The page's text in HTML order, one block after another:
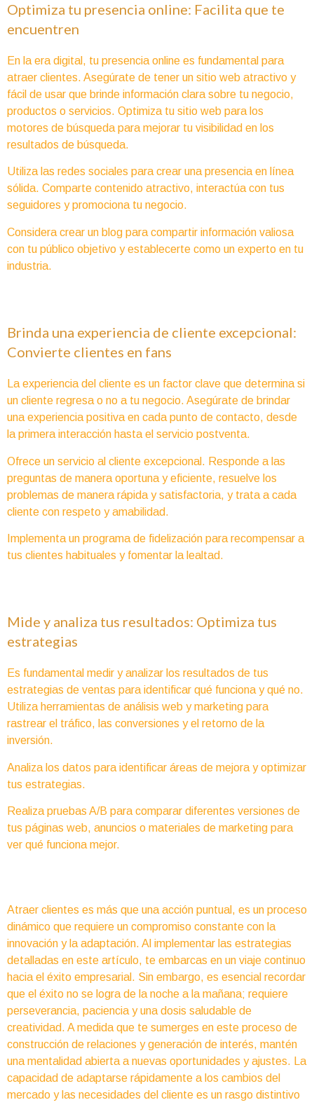
Optimiza tu presencia online: Facilita que te
encuentren
En la era digital, tu presencia online es fundamental para
atraer clientes. Asegúrate de tener un sitio web atractivo y
fácil de usar que brinde información clara sobre tu negocio,
productos o servicios. Optimiza tu sitio web para los
motores de búsqueda para mejorar tu visibilidad en los
resultados de búsqueda.
Utiliza las redes sociales para crear una presencia en línea
sólida. Comparte contenido atractivo, interactúa con tus
seguidores y promociona tu negocio.
Considera crear un blog para compartir información valiosa
con tu público objetivo y establecerte como un experto en tu
industria.
Brinda una experiencia de cliente excepcional:
Convierte clientes en fans
La experiencia del cliente es un factor clave que determina si
un cliente regresa o no a tu negocio. Asegúrate de brindar
una experiencia positiva en cada punto de contacto, desde
la primera interacción hasta el servicio postventa.
Ofrece un servicio al cliente excepcional. Responde a las
preguntas de manera oportuna y eficiente, resuelve los
problemas de manera rápida y satisfactoria, y trata a cada
cliente con respeto y amabilidad.
Implementa un programa de fidelización para recompensar a
tus clientes habituales y fomentar la lealtad.
Mide y analiza tus resultados: Optimiza tus
estrategias
Es fundamental medir y analizar los resultados de tus
estrategias de ventas para identificar qué funciona y qué no.
Utiliza herramientas de análisis web y marketing para
rastrear el tráfico, las conversiones y el retorno de la
inversión.
Analiza los datos para identificar áreas de mejora y optimizar
tus estrategias.
Realiza pruebas A/B para comparar diferentes versiones de
tus páginas web, anuncios o materiales de marketing para
ver qué funciona mejor.
Atraer clientes es más que una acción puntual, es un proceso
dinámico que requiere un compromiso constante con la
innovación y la adaptación. Al implementar las estrategias
detalladas en este artículo, te embarcas en un viaje continuo
hacia el éxito empresarial. Sin embargo, es esencial recordar
que el éxito no se logra de la noche a la mañana; requiere
perseverancia, paciencia y una dosis saludable de
creatividad. A medida que te sumerges en este proceso de
construcción de relaciones y generación de interés, mantén
una mentalidad abierta a nuevas oportunidades y ajustes. La
capacidad de adaptarse rápidamente a los cambios del
mercado y las necesidades del cliente es un rasgo distintivo